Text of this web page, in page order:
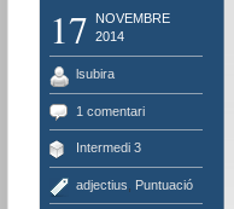
17
NOVEMBRE
2014
lsubira
1 comentari
Intermedi 3
adjectius Puntuació